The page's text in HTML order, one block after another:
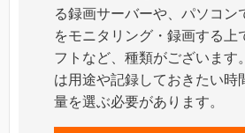
る録画サーバーや、パソコン
をモニタリング・録画する上
フトなど、種類がございます
は用途や記録しておきたい時
量を選ぶ必要があります。